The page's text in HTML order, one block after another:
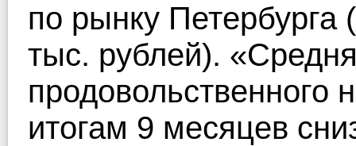
по рынку Петербурга
тыс. рублей).
продовольственного
итогам 9 месяцев